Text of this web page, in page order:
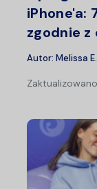
iPhone'a:
zgodnie
Autor: Melissa
Zaktualizowano